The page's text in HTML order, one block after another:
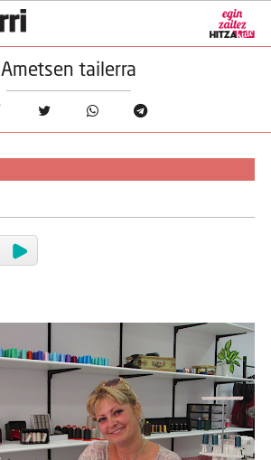
Ametsen tailerra